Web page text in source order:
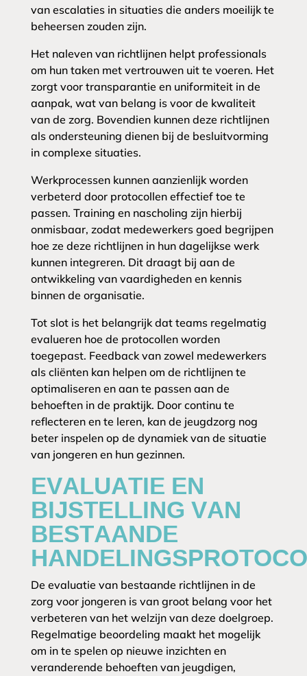
van escalaties in situaties die anders moeilijk te
beheersen zouden zijn.
Het naleven van richtlijnen helpt professionals
om hun taken met vertrouwen uit te voeren. Het
zorgt voor transparantie en uniformiteit in de
aanpak, wat van belang is voor de kwaliteit
van de zorg. Bovendien kunnen deze richtlijnen
als ondersteuning dienen bij de besluitvorming
in complexe situaties.
Werkprocessen kunnen aanzienlijk worden
verbeterd door protocollen effectief toe te
passen. Training en nascholing zijn hierbij
onmisbaar, zodat medewerkers goed begrijpen
hoe ze deze richtlijnen in hun dagelijkse werk
kunnen integreren. Dit draagt bij aan de
ontwikkeling van vaardigheden en kennis
binnen de organisatie.
Tot slot is het belangrijk dat teams regelmatig
evalueren hoe de protocollen worden
toegepast. Feedback van zowel medewerkers
als cliënten kan helpen om de richtlijnen te
optimaliseren en aan te passen aan de
behoeften in de praktijk. Door continu te
reflecteren en te leren, kan de jeugdzorg nog
beter inspelen op de dynamiek van de situatie
van jongeren en hun gezinnen.
EVALUATIE EN
BIJSTELLING VAN
BESTAANDE
De evaluatie van bestaande richtlijnen in de
zorg voor jongeren is van groot belang voor het
verbeteren van het welzijn van deze doelgroep.
Regelmatige beoordeling maakt het mogelijk
om in te spelen op nieuwe inzichten en
veranderende behoeften van jeugdigen,